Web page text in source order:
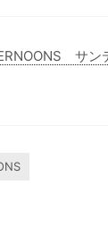
サン